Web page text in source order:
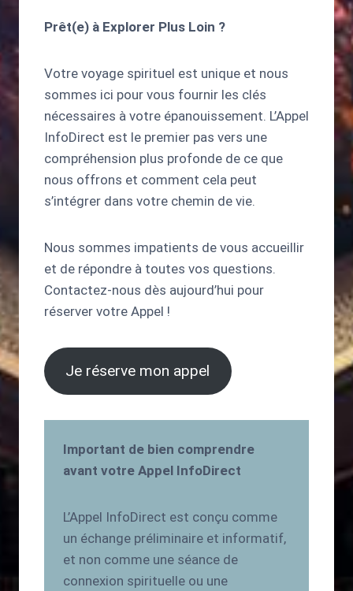
Prêt(e) à Explorer Plus Loin ?
Votre voyage spirituel est unique et nous
sommes ici pour vous fournir les clés
nécessaires à votre épanouissement. L’Appel
InfoDirect est le premier pas vers une
compréhension plus profonde de ce que
nous offrons et comment cela peut
s’intégrer dans votre chemin de vie.
Nous sommes impatients de vous accueillir
et de répondre à toutes vos questions.
Contactez-nous dès aujourd’hui pour
réserver votre Appel !
Je réserve mon appel
Important de bien comprendre
avant votre Appel InfoDirect
L’Appel InfoDirect est conçu comme
un échange préliminaire et informatif,
et non comme une séance de
connexion spirituelle ou une